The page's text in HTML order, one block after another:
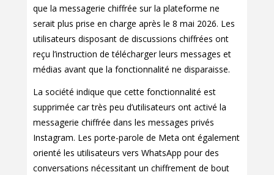
que la messagerie chiffrée sur la plateforme ne
serait plus prise en charge après le 8 mai 2026. Les
utilisateurs disposant de discussions chiffrées ont
reçu l’instruction de télécharger leurs messages et
médias avant que la fonctionnalité ne disparaisse.
La société indique que cette fonctionnalité est
supprimée car très peu d’utilisateurs ont activé la
messagerie chiffrée dans les messages privés
Instagram. Les porte-parole de Meta ont également
orienté les utilisateurs vers WhatsApp pour des
conversations nécessitant un chiffrement de bout